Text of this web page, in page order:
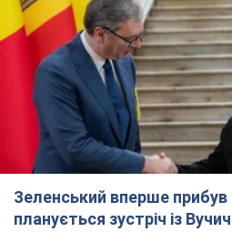
Зеленський вперше прибув
планується зустріч із